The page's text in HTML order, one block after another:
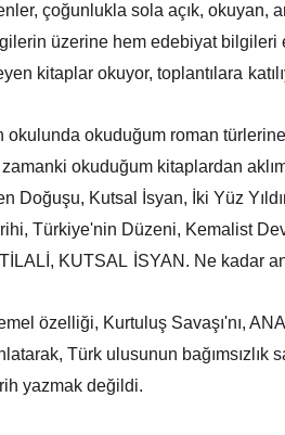
çoğunlukla sola açık, okuyan,
üzerine hem edebiyat bilgileri
kitaplar okuyor, toplantılara
okulunda okuduğum roman
okuduğum kitaplardan
Doğuşu, Kutsal İsyan, İki Yüz
Türkiye'nin Düzeni, Kemalist
KUTSAL
İSYAN. Ne kadar
özelliği, Kurtuluş Savaşı'nı,
Türk ulusunun bağımsızlık
yazmak değildi.